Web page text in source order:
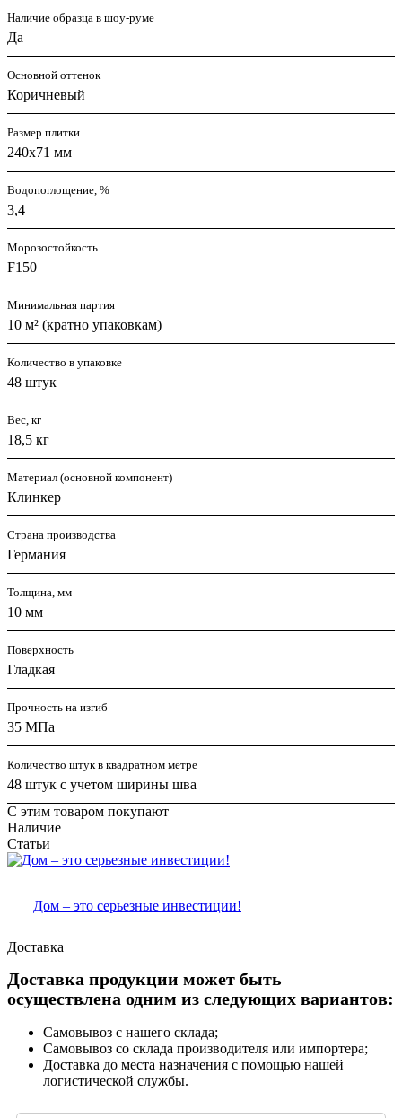
Наличие образца в шоу-руме
Да
Основной оттенок
Коричневый
Размер плитки
240x71 мм
Водопоглощение, %
3,4
Морозостойкость
F150
Минимальная партия
10 м² (кратно упаковкам)
Количество в упаковке
48 штук
Вес, кг
18,5 кг
Материал (основной компонент)
Клинкер
Страна производства
Германия
Толщина, мм
10 мм
Поверхность
Гладкая
Прочность на изгиб
35 МПа
Количество штук в квадратном метре
48 штук с учетом ширины шва
С этим товаром покупают
Наличие
Статьи
Дом – это серьезные инвестиции!
Доставка
Доставка продукции может быть
осуществлена одним из следующих вариантов:
Самовывоз с нашего склада;
Самовывоз со склада производителя или импортера;
Доставка до места назначения с помощью нашей
логистической службы.